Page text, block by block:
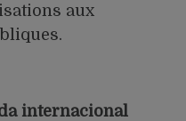
aux
internacional